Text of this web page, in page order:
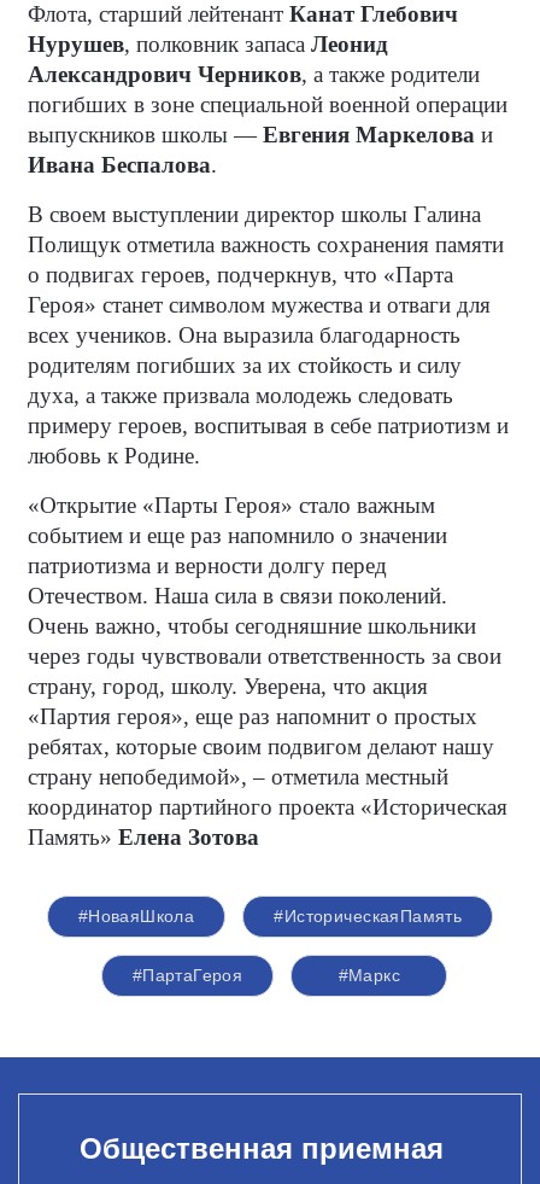
Флота, старший лейтенант Канат Глебович
Нурушев, полковник запаса Леонид
Александрович Черников, а также родители
погибших в зоне специальной военной операции
выпускников школы —Евгения Маркелова и
Ивана Беспалова.
В своем выступлении директор школы Галина
Полищук отметила важность сохранения памяти
о подвигах героев, подчеркнув, что «Парта
Героя» станет символом мужества и отваги для
всех учеников. Она выразила благодарность
родителям погибших за их стойкость и силу
духа, а также призвала молодежь следовать
примеру героев, воспитывая в себе патриотизм и
любовь к Родине.
«Открытие «Парты Героя» стало важным
событием и еще раз напомнило о значении
патриотизма и верности долгу перед
Отечеством. Наша сила в связи поколений.
Очень важно, чтобы сегодняшние школьники
через годы чувствовали ответственность за свои
страну, город, школу. Уверена, что акция
«Партия героя», еще раз напомнит о простых
ребятах, которые своим подвигом делают нашу
страну непобедимой», – отметила местный
координатор партийного проекта «Историческая
Память» Елена Зотова
#НоваяШкола #ИсторическаяПамять
#ПартаГероя #Маркс
Общественная приемная